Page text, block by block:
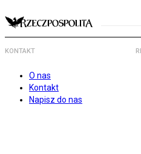
KONTAKT
O nas
Kontakt
Napisz do nas